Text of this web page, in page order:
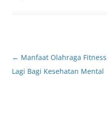
Post
navigation
← Manfaat Olahraga Fitness
Lagi Bagi Kesehatan Mental